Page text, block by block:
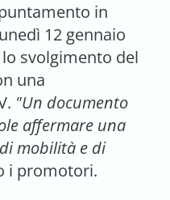
in
12 gennaio
svolgimento del
una
"Un documento
affermare una
mobilità e di
i promotori.